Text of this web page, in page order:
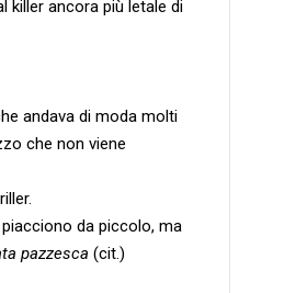
killer ancora più letale di
andava di moda molti
che non viene
da piccolo, ma
pazzesca (cit.)